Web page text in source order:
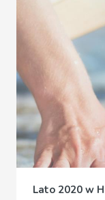
Lato 2020 w